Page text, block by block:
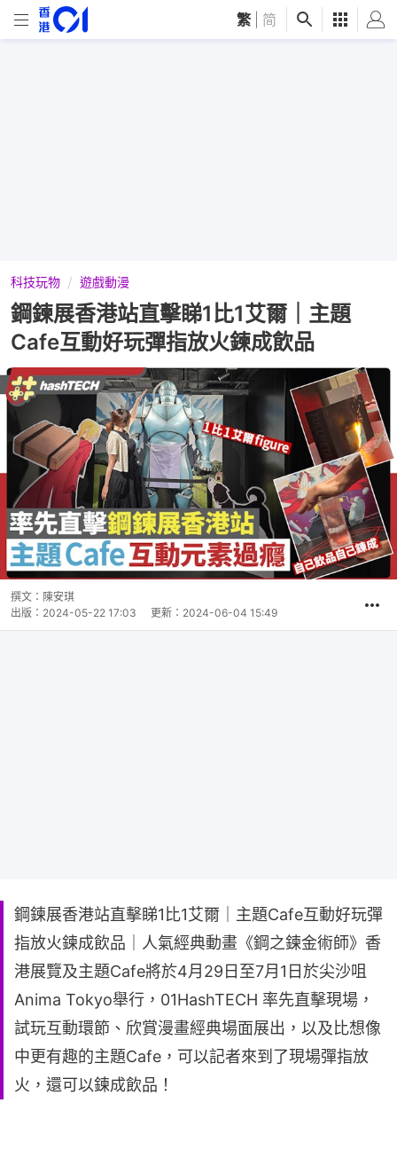
繁 简
科技玩物 遊戲動漫
鋼鍊展香港站直擊睇1比1艾爾｜主題
Cafe互動好玩彈指放火鍊成飲品
撰文： 陳安琪
出版： 2024-05-22 17:03 更新： 2024-06-04 15:49
鋼鍊展香港站直擊睇1比1艾爾｜主題Cafe互動好玩彈
指放火鍊成飲品｜人氣經典動畫《鋼之鍊金術師》香
港展覽及主題Cafe將於4月29日至7月1日於尖沙咀
Anima Tokyo舉行，01HashTECH 率先直擊現場，
試玩互動環節、欣賞漫畫經典場面展出，以及比想像
中更有趣的主題Cafe，可以記者來到了現場彈指放
火，還可以鍊成飲品！